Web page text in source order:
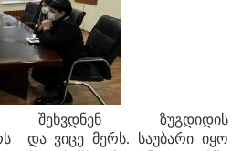
შეხვდნენ ზუგდიდის
და ვიცე მერს. საუბარი იყო